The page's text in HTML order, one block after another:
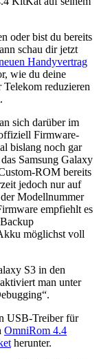
oder bist du bereits
schau dir jetzt
Handyvertrag
wie du deine
reduzieren
sich darüber im
Firmware-
bislang noch gar
Samsung Galaxy
ROM bereits
jedoch nur auf
Modellnummer
empfiehlt es
möglichst voll
S3 in den
man unter
USB-Treiber für
OmniRom 4.4
herunter.